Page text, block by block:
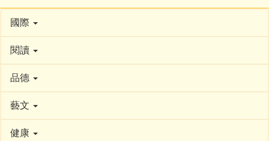
國際
閱讀
品德
藝文
健康